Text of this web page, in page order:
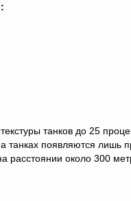
танков до 25
танках появляются лишь
расстоянии около 300